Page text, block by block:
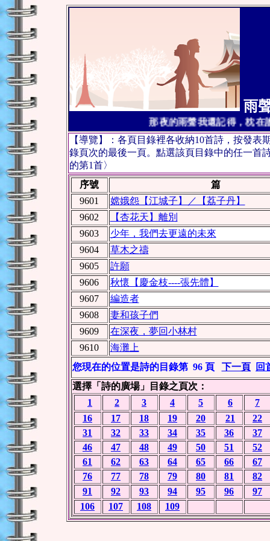
雨
那夜的雨聲我還記得，枕
【導覽】：各頁目錄裡各收納10首詩，按發
錄頁次的最後一頁。點選該頁目錄中的任一首
的第1首〉
序號
篇
9601
嫦娥怨【江城子】／【荔子丹】
9602
【杏花天】離別
9603
少年，我們去更遠的未來
9604
草木之禱
9605
許願
9606
秋懷【慶金枝----張先體】
9607
編造者
9608
妻和孩子們
9609
在深夜，夢回小林村
9610
海灘上
您現在的位置是詩的目錄第 96 頁
下一頁
回
選擇「詩的廣場」目錄之頁次：
1
2 3 4 5 6
7
16
17 18 19 20 21
22
31
32 33 34 35 36
37
46
47 48 49 50 51
52
61
62 63 64 65 66
67
76
77 78 79 80 81
82
91
92 93 94 95 96
97
106
107 108 109